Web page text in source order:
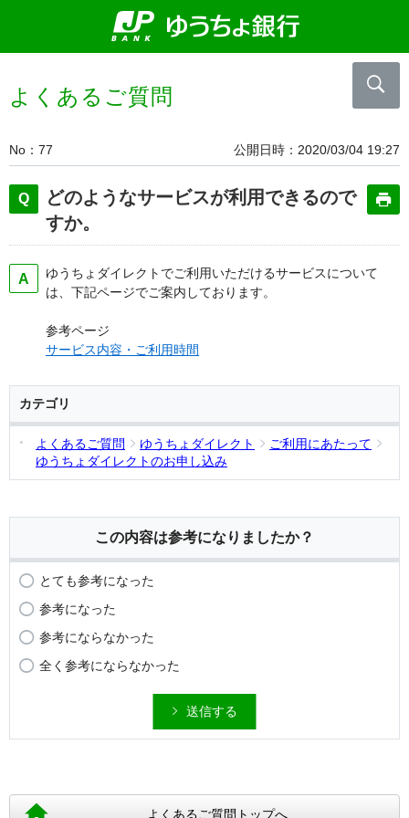
よくあるご質問
No 77 公開日時 2020/03/04 19:27
どのようなサービスが利用できるので
すか。
ゆうちょダイレクトでご利用いただけるサービスについて
は、下記ページでご案内しております。
参考ページ
サービス内容・ご利用時間
カテゴリ
よくあるご質問 ゆうちょダイレクト
ご利用にあたって
ゆうちょダイレクトのお申し込み
この内容は参考になりましたか？
とても参考になった
参考になった
参考にならなかった
全く参考にならなかった
送信する
よくあるご質問トップへ